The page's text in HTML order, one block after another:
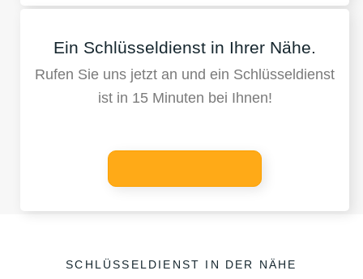
Ein Schlüsseldienst in Ihrer Nähe.
Rufen Sie uns jetzt an und ein Schlüsseldienst
ist in 15 Minuten bei Ihnen!
SCHLÜSSELDIENST IN DER NÄHE